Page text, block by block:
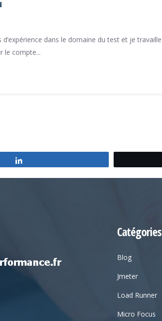
d’expérience dans le domaine du test et je travaille
le compte...
Catégories
Blog
Jmeter
Load Runner
Micro Focus